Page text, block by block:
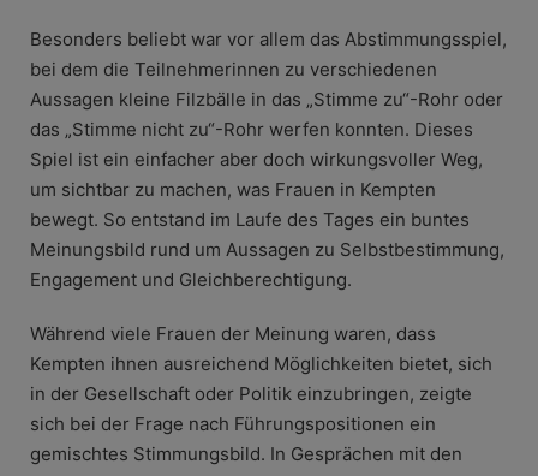
Besonders beliebt war vor allem das Abstimmungsspiel,
bei dem die Teilnehmerinnen zu verschiedenen
Aussagen kleine Filzbälle in das „Stimme zu“-Rohr oder
das „Stimme nicht zu“-Rohr werfen konnten. Dieses
Spiel ist ein einfacher aber doch wirkungsvoller Weg,
um sichtbar zu machen, was Frauen in Kempten
bewegt. So entstand im Laufe des Tages ein buntes
Meinungsbild rund um Aussagen zu Selbstbestimmung,
Engagement und Gleichberechtigung.
Während viele Frauen der Meinung waren, dass
Kempten ihnen ausreichend Möglichkeiten bietet, sich
in der Gesellschaft oder Politik einzubringen, zeigte
sich bei der Frage nach Führungspositionen ein
gemischtes Stimmungsbild. In Gesprächen mit den